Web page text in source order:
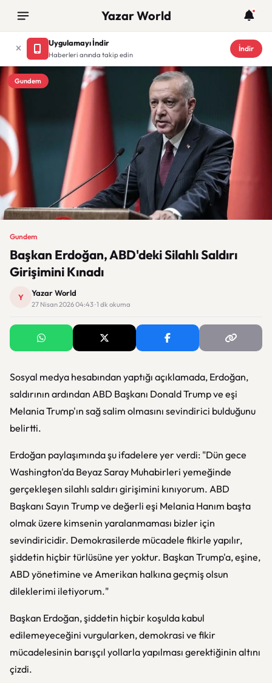
Yazar World
Uygulamayı İndir
Haberleri anında takip edin
İndir
Gundem
Gundem
Başkan Erdoğan, ABD'deki Silahlı Saldırı
Girişimini Kınadı
Y Yazar World
27 Nisan 2026 04:43 · 1 dk okuma
Sosyal medya hesabından yaptığı açıklamada, Erdoğan,
saldırının ardından ABD Başkanı Donald Trump ve eşi
Melania Trump'ın sağ salim olmasını sevindirici bulduğunu
belirtti.
Erdoğan paylaşımında şu ifadelere yer verdi: "Dün gece
Washington'da Beyaz Saray Muhabirleri yemeğinde
gerçekleşen silahlı saldırı girişimini kınıyorum. ABD
Başkanı Sayın Trump ve değerli eşi Melania Hanım başta
olmak üzere kimsenin yaralanmaması bizler için
sevindiricidir. Demokrasilerde mücadele fikirle yapılır,
şiddetin hiçbir türlüsüne yer yoktur. Başkan Trump'a, eşine,
ABD yönetimine ve Amerikan halkına geçmiş olsun
dileklerimi iletiyorum."
Başkan Erdoğan, şiddetin hiçbir koşulda kabul
edilemeyeceğini vurgularken, demokrasi ve fikir
mücadelesinin barışçıl yollarla yapılması gerektiğinin altını
çizdi.